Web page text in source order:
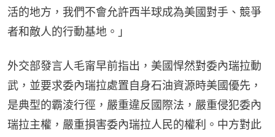
活的地方，我們不會允許西半球成為美國對手、競爭
者和敵人的行動基地。」
外交部發言人毛甯早前指出，美國悍然對委內瑞拉動
武，並要求委內瑞拉處置自身石油資源時美國優先，
是典型的霸淩行徑，嚴重違反國際法，嚴重侵犯委內
瑞拉主權，嚴重損害委內瑞拉人民的權利。中方對此